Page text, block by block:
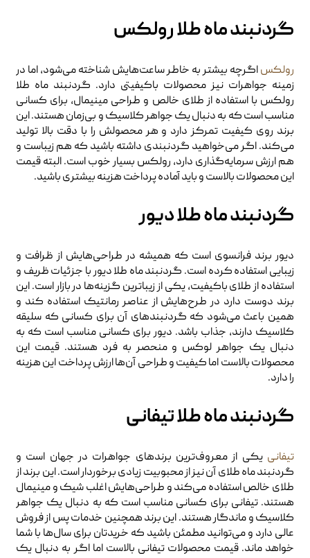
گردنبند ماه طلا رولکس
رولکساگرچه بیشتر به خاطر ساعت‌هایش شناخته می‌شود، اما در
زمینه جواهرات نیز محصولات باکیفیتی دارد. گردنبند ماه طلا
رولکس با استفاده از طلای خالص و طراحی مینیمال، برای کسانی
مناسب است که به دنبال یک جواهر کلاسیک و بی‌زمان هستند. این
برند روی کیفیت تمرکز دارد و هر محصولش را با دقت بالا تولید
می‌کند. اگر می‌خواهید گردنبندی داشته باشید که هم زیباست و
هم ارزش سرمایه‌گذاری دارد، رولکس بسیار خوب است. البته قیمت
این محصولات بالاست و باید آماده پرداخت هزینه بیشتری باشید.
گردنبند ماه طلا دیور
دیور برند فرانسوی است که همیشه در طراحی‌هایش از ظرافت و
زیبایی استفاده کرده است. گردنبند ماه طلا دیور با جزئیات ظریف و
استفاده از طلای باکیفیت، یکی از زیباترین گزینه‌ها در بازار است. این
برند دوست دارد در طرح‌هایش از عناصر رمانتیک استفاده کند و
همین باعث می‌شود که گردنبندهای آن برای کسانی که سلیقه
کلاسیک دارند، جذاب باشد. دیور برای کسانی مناسب است که به
دنبال یک جواهر لوکس و منحصر به فرد هستند. قیمت این
محصولات بالاست اما کیفیت و طراحی آن‌ها ارزش پرداخت این هزینه
را دارد.
گردنبند ماه طلا تیفانی
تیفانی یکی از معروف‌ترین برندهای جواهرات در جهان است و
گردنبند ماه طلای آن نیز از محبوبیت زیادی برخوردار است. این برند از
طلای خالص استفاده می‌کند و طراحی‌هایش اغلب شیک و مینیمال
هستند. تیفانی برای کسانی مناسب است که به دنبال یک جواهر
کلاسیک و ماندگار هستند. این برند همچنین خدمات پس از فروش
عالی دارد و می‌توانید مطمئن باشید که خریدتان برای سال‌ها با شما
خواهد ماند. قیمت محصولات تیفانی بالاست اما اگر به دنبال یک